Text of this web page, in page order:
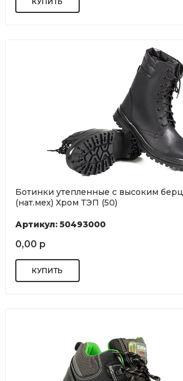
Ботинки утепленные с высоким
(нат.мех) Хром ТЭП (50)
Артикул: 50493000
0,00 р